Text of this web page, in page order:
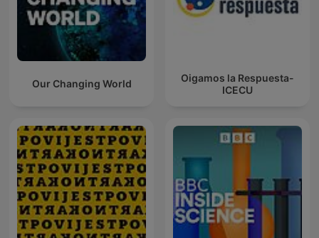
Our Changing World
Oigamos la Respuesta-
ICECU